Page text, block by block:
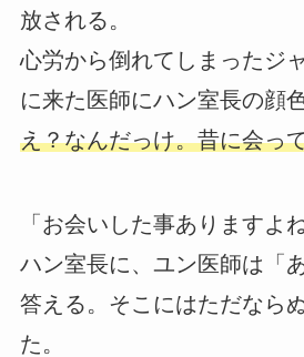
放される。
心労から倒れてしまったジ
に来た医師にハン室長の顔
え？なんだっけ。昔に会っ
「お会いした事ありますよ
ハン室長に、ユン医師は「
答える。そこにはただなら
た。